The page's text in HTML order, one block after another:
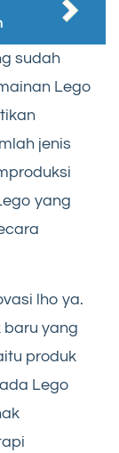
sudah
Lego
jenis
yang
lho ya.
baru yang
produk
Lego